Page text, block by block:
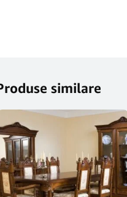
similare